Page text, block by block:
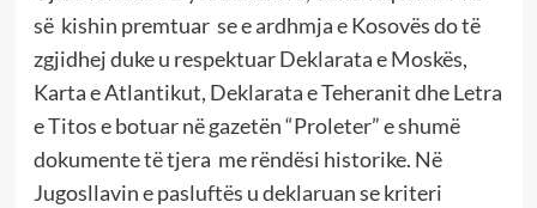
së kishin premtuar se e ardhmja e Kosovës do të
zgjidhej duke u respektuar Deklarata e Moskës,
Karta e Atlantikut, Deklarata e Teheranit dhe Letra
e Titos e botuar në gazetën “Proleter” e shumë
dokumente të tjera me rëndësi historike. Në
Jugosllavin e pasluftës u deklaruan se kriteri